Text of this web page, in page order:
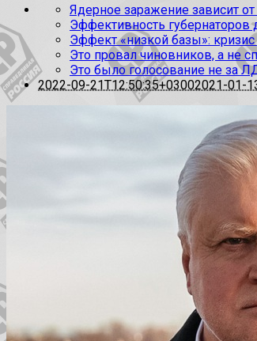
Ядерное заражение зависит
Эффективность губернаторов
Эффект «низкой базы»:
Это провал чиновников, а не
Это было голосование не за
2022-09-21T12:50:35+03002021-01-